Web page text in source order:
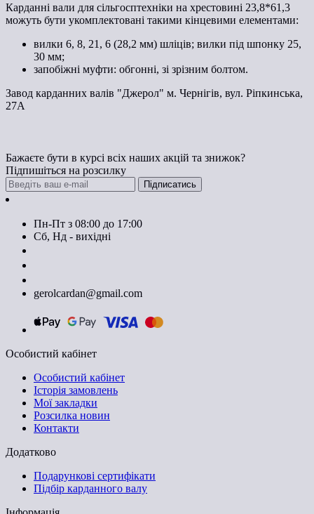
Карданні вали для сільгосптехніки на хрестовині 23,8*61,3
можуть бути укомплектовані такими кінцевими елементами:
вилки 6, 8, 21, 6 (28,2 мм) шліців; вилки під шпонку 25,
30 мм;
запобіжні муфти: обгонні, зі зрізним болтом.
Завод карданних валів "Джерол" м. Чернігів, вул. Ріпкинська,
27А
Бажаєте бути в курсі всіх наших акцій та знижок?
Підпишіться на розсилку
Підписатись
Пн-Пт з 08:00 до 17:00
Сб, Нд - вихідні
gerolcardan@gmail.com
Особистий кабінет
Особистий кабінет
Історія замовлень
Мої закладки
Розсилка новин
Контакти
Додатково
Подарункові сертифікати
Підбір карданного валу